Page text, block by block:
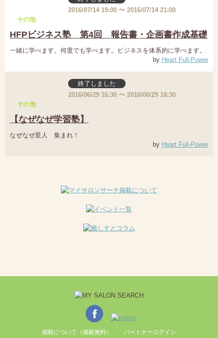
2016/07/14 19:00 〜 2016/07/14 21:00
その他
HFPビジネス塾 第4回 報告書・企画書作成基礎
一緒に学べます。何度でも学べます。ビジネスを体系的に学べます。
by Heart Full-Power
終了しました
2016/06/29 16:30 〜 2016/06/29 18:30
その他
【なぜなぜ学習塾】
なぜなぜ星人 集まれ！
by Heart Full-Power
掲載について（掲載無料） パートナーログイン